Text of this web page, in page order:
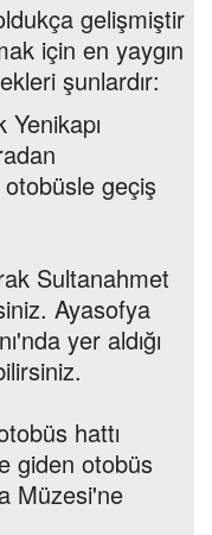
gelişmiştir
için en yaygın
şunlardır:
Yenikapı
geçiş
Sultanahmet
Ayasofya
yer aldığı
hattı
giden otobüs
Müzesi'ne